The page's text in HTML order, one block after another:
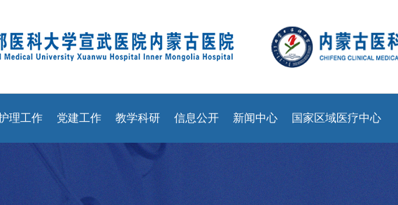
理工作 党建工作 教学科研 信息公开 新闻中心 国家区域医疗中心